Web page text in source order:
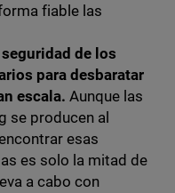
fiable las
de los
para desbaratar
escala.Aunque las
se producen al
esas
es solo la mitad de
a cabo con